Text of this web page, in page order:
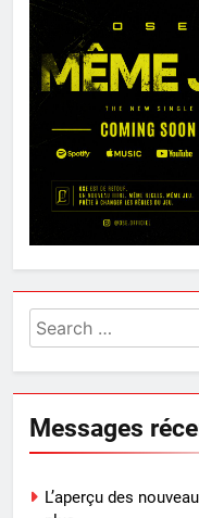
Search
for:
Messages
L’aperçu des